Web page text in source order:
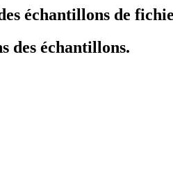
échantillons de
des échantillons.